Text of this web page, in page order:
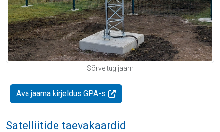
Sõrve tugijaam
Ava jaama kirjeldus GPA-s
Satelliitide taevakaardid